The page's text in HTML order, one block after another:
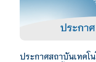
ประกาศสถาบันเทคโ